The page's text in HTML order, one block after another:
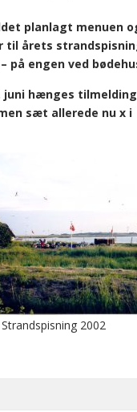
planlagt menuen
til årets
– på engen ved
juni hænges
sæt allerede nu x i
Strandspisning 2002